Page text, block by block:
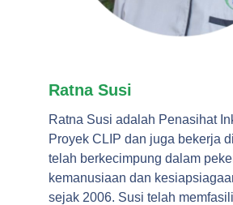
Ratna Susi
Ratna Susi adalah Penasihat
Proyek CLIP dan juga bekerja
telah berkecimpung dalam
kemanusiaan dan
sejak 2006. Susi telah